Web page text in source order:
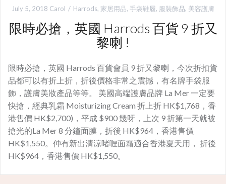
July 5, 2018 Carol Harrods, 家居用品, 手袋鞋履, 服裝飾品, 美容護膚
限時必搶，英國 Harrods 百貨 9 折又
黎喇 !
限時必搶，英國 Harrods 百貨會員 9 折又黎喇，今次折扣貨
品都可以有折上折，折後價格非常之震撼，有名牌手袋服
飾，護膚美妝產品等等。 美國高端護膚品牌 La Mer 一定要
快搶，經典乳霜 Moisturizing Cream 折上折 HK$1,768，香
港售價 HK$2,700)，平成 $900 幾呀，上次 9 折第一天就被
搶光的La Mer 8 分鐘面膜，折後 HK$964，香港售價
HK$1,550。仲有新出清涼啫喱面霜適合香港夏天用， 折後
HK$964，香港售價 HK$1,550。